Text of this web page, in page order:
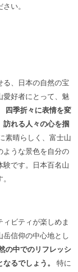
い。
、日本の自然の宝
愛好者にとって、魅
四季折々に表情を変
訪れる人々の心を掴
素晴らしく、富士山
ような景色を自分の
験です。日本百名山
ビティが楽しめま
信仰の中心地とし
の中でのリフレッシ
るでしょう。
特に